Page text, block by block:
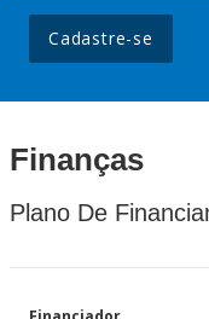
Cadastre-se
Finanças
Plano De